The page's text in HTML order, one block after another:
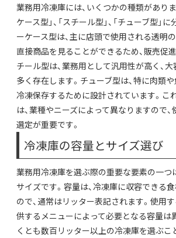
業務用冷凍庫には、いくつかの種類がありま
ケース型」、「スチール型」、「チューブ型」
ーケース型は、主に店頭で使用される透明
直接商品を見ることができるため、販売促
チール型は、業務用として汎用性が高く、
多く存在します。チューブ型は、特に肉類
冷凍保存するために設計されています。こ
は、業種やニーズによって異なりますので
選定が重要です。
冷凍庫の容量とサイズ選び
業務用冷凍庫を選ぶ際の重要な要素の一つ
サイズです。容量は、冷凍庫に収容できる
ので、通常はリッター表記されます。使用
供するメニューによって必要となる容量は
くとも数百リッター以上の冷凍庫を選ぶこ